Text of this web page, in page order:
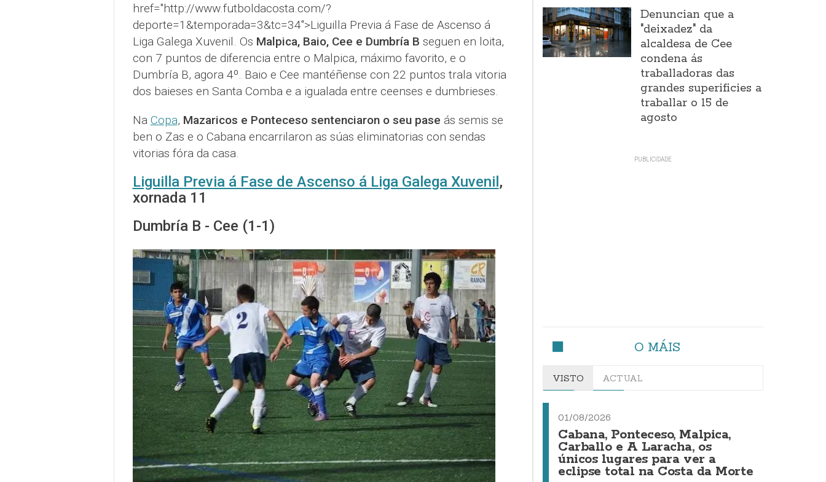
href="http://www.futboldacosta.com/?
deporte=1&temporada=3&tc=34">Liguilla Previa á Fase de Ascenso á
Liga Galega Xuvenil. Os Malpica, Baio, Cee e Dumbría B seguen en loita,
con 7 puntos de diferencia entre o Malpica, máximo favorito, e o
Dumbría B, agora 4º. Baio e Cee mantéñense con 22 puntos trala vitoria
dos baieses en Santa Comba e a igualada entre ceenses e dumbrieses.
Na Copa, Mazaricos e Ponteceso sentenciaron o seu pase ás semis se
ben o Zas e o Cabana encarrilaron as súas eliminatorias con sendas
vitorias fóra da casa.
Liguilla Previa á Fase de Ascenso á Liga Galega Xuvenil,
xornada 11
Dumbría B - Cee (1-1)
Denuncian que a
"deixadez" da
alcaldesa de Cee
condena ás
traballadoras das
grandes superificies a
traballar o 15 de
agosto
O MÁIS
VISTO ACTUAL
01/08/2026
Cabana, Ponteceso, Malpica,
Carballo e A Laracha, os
únicos lugares para ver a
eclipse total na Costa da Morte